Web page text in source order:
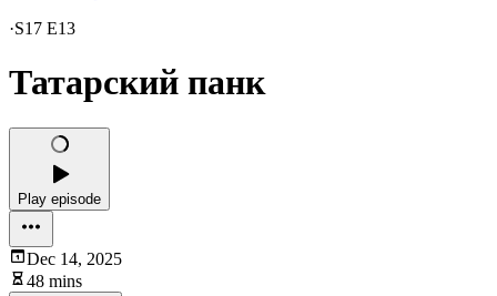
·S17 E13
Татарский панк
Play episode
Dec 14, 2025
48 mins